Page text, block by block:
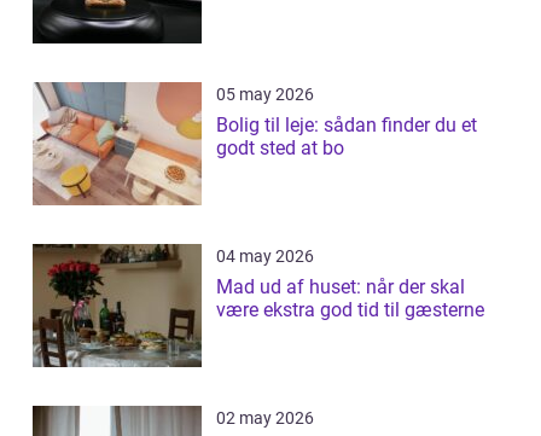
05 may 2026
Bolig til leje: sådan finder du et
godt sted at bo
04 may 2026
Mad ud af huset: når der skal
være ekstra god tid til gæsterne
02 may 2026